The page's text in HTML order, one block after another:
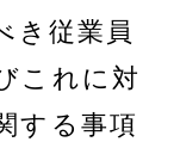
き従業員
これに対
する事項